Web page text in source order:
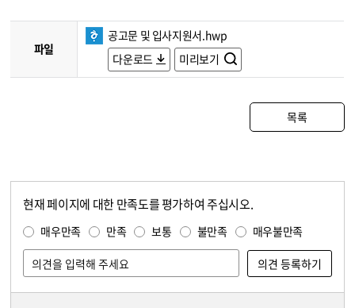
파일
공고문 및 입사지원서.hwp
다운로드
미리보기
목록
현재 페이지에 대한 만족도를 평가하여 주십시오.
매우만족 만족 보통 불만족 매우불만족